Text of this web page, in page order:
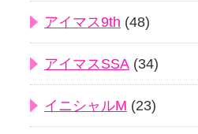
アイマス9th (48)
アイマスSSA (34)
イニシャルM (23)